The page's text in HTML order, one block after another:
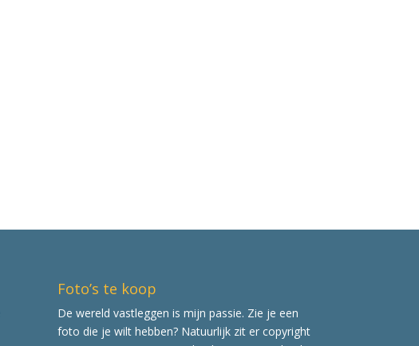
Foto’s te koop
De wereld vastleggen is mijn passie. Zie je een
foto die je wilt hebben? Natuurlijk zit er copyright